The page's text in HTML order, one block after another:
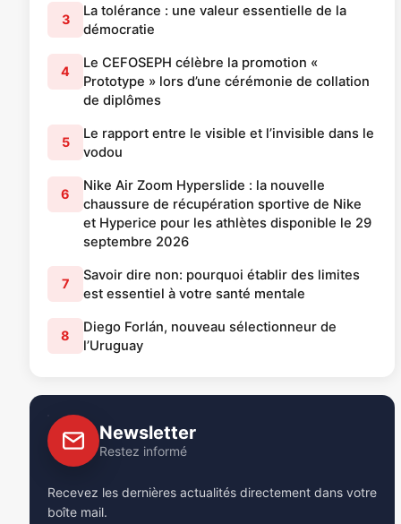
3
La tolérance : une valeur essentielle de la
démocratie
4
Le CEFOSEPH célèbre la promotion «
Prototype » lors d’une cérémonie de collation
de diplômes
5
Le rapport entre le visible et l’invisible dans le
vodou
6
Nike Air Zoom Hyperslide : la nouvelle
chaussure de récupération sportive de Nike
et Hyperice pour les athlètes disponible le 29
septembre 2026
7
Savoir dire non: pourquoi établir des limites
est essentiel à votre santé mentale
8
Diego Forlán, nouveau sélectionneur de
l’Uruguay
Newsletter
Restez informé
Recevez les dernières actualités directement dans votre
boîte mail.